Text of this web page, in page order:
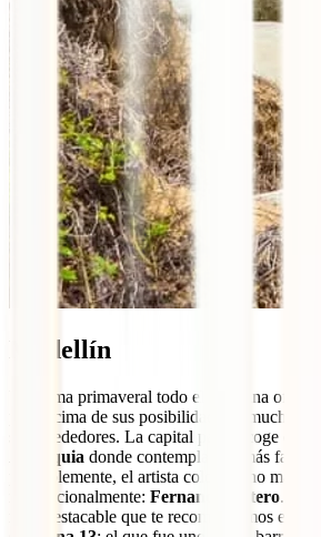
Medellín
Un clima primaveral todo el año, una oferta
por encima de sus posibilidades y muchas
sus alrededores. La capital paisa acoge el
Antioquia donde contemplar las más
probablemente, el artista colombiano más
internacionalmente: Fernando Botero.
muy destacable que te recomendamos es